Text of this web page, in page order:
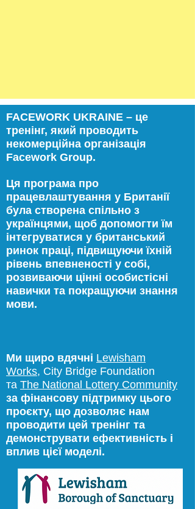
FACEWORK UKRAINE – це
тренінг, який проводить
некомерційна організація
Facework Group.
Ця програма про
працевлаштування у Британії
була створена спільно з
українцями, щоб допомогти їм
інтегруватися у британський
ринок праці, підвищуючи їхній
рівень впевненості у собі,
розвиваючи цінні особистісні
навички та покращуючи знання
мови.
Ми щиро вдячні Lewisham
Works, City Bridge Foundation
та The National Lottery Community
за фінансову підтримку цього
проєкту, що дозволяє нам
проводити цей тренінг та
демонструвати ефективність і
вплив цієї моделі.